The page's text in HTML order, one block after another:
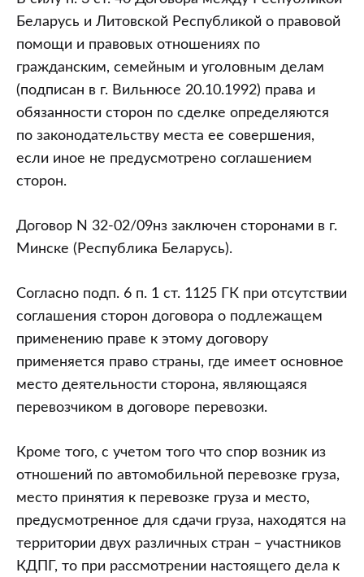
Беларусь и Литовской Республикой о правовой
помощи и правовых отношениях по
гражданским, семейным и уголовным делам
(подписан в г. Вильнюсе 20.10.1992) права и
обязанности сторон по сделке определяются
по законодательству места ее совершения,
если иное не предусмотрено соглашением
сторон.
Договор N 32-02/09нз заключен сторонами в г.
Минске (Республика Беларусь).
Согласно подп. 6 п. 1 ст. 1125 ГК при отсутствии
соглашения сторон договора о подлежащем
применению праве к этому договору
применяется право страны, где имеет основное
место деятельности сторона, являющаяся
перевозчиком в договоре перевозки.
Кроме того, с учетом того что спор возник из
отношений по автомобильной перевозке груза,
место принятия к перевозке груза и место,
предусмотренное для сдачи груза, находятся на
территории двух различных стран – участников
КДПГ, то при рассмотрении настоящего дела к